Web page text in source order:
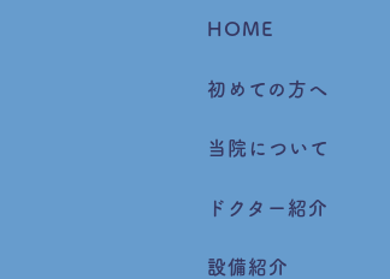
HOME
初めての方へ
当院について
ドクター紹介
設備紹介